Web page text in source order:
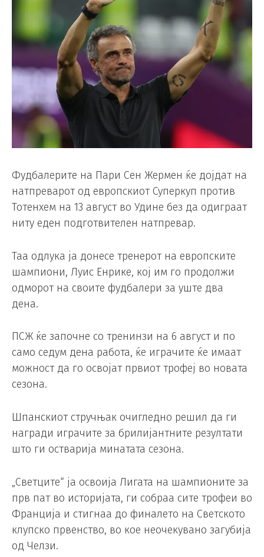
Фудбалерите на Пари Сен Жермен ќе дојдат на
натпреварот од eвропскиот Суперкуп против
Тотенхем на 13 август во Удине без да одиграат
ниту еден подготвителен натпревар.
Таа одлука ја донесе тренерот на европските
шампиони, Луис Енрике, кој им го продолжи
одморот на своите фудбалери за уште два
дена.
ПСЖ ќе започне со тренинзи на 6 август и по
само седум дена работа, ќе играчите ќе имаат
можност да го освојат првиот трофеј во новата
сезона.
Шпанскиот стручњак очигледно решил да ги
награди играчите за брилијантните резултати
што ги остварија минатата сезона.
„Светците“ ја освоија Лигата на шампионите за
прв пат во историјата, ги собраа сите трофеи во
Франција и стигнаа до финалето на Светското
клупско првенство, во кое неочекувано загубија
од Челзи.